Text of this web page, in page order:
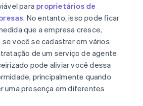
para proprietários de
. No entanto, isso pode ficar
que a empresa cresce,
você se cadastrar em vários
de um serviço de agente
pode aliviar você dessa
principalmente quando
uma presença em diferentes